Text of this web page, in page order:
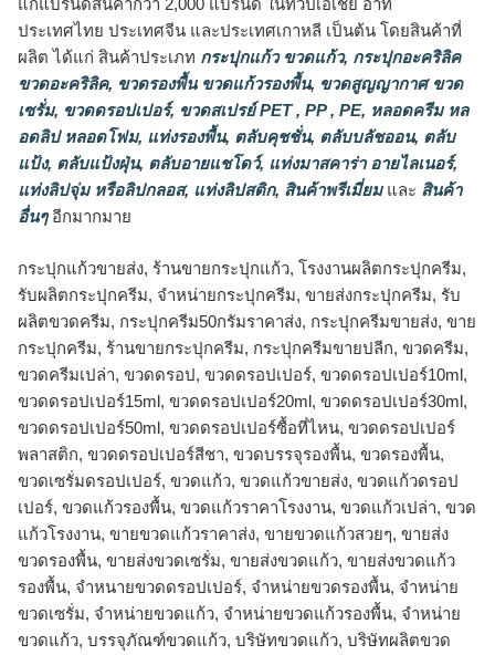
แก่แบรนด์สินค้ากว่า 2,000 แบรนด์ ในทวีปเอเชีย อาทิ
ประเทศไทย ประเทศจีน และประเทศเกาหลี เป็นต้น โดยสินค้าที่
ผลิต ได้แก่ สินค้าประเภท กระปุกแก้ว ขวดแก้ว, กระปุกอะคริลิค
ขวดอะคริลิค, ขวดรองพื้น ขวดแก้วรองพื้น, ขวดสูญญากาศ ขวด
เซรั่ม, ขวดดรอปเปอร์, ขวดสเปรย์ PET , PP , PE, หลอดครีม หล
อดลิป หลอดโฟม, แท่งรองพื้น, ตลับคุชชั่น, ตลับบลัชออน, ตลับ
แป้ง, ตลับแป้งฝุ่น, ตลับอายแชโดว์, แท่งมาสคาร่า อายไลเนอร์,
แท่งลิปจุ่ม หรือลิปกลอส, แท่งลิปสติก, สินค้าพรีเมี่ยมและ สินค้า
อื่นๆอีกมากมาย
กระปุกแก้วขายส่ง, ร้านขายกระปุกแก้ว, โรงงานผลิตกระปุกครีม,
รับผลิตกระปุกครีม, จำหน่ายกระปุกครีม, ขายส่งกระปุกครีม, รับ
ผลิตขวดครีม, กระปุกครีม50กรัมราคาส่ง, กระปุกครีมขายส่ง, ขาย
กระปุกครีม, ร้านขายกระปุกครีม, กระปุกครีมขายปลีก, ขวดครีม,
ขวดครีมเปล่า, ขวดดรอป, ขวดดรอปเปอร์, ขวดดรอปเปอร์10ml,
ขวดดรอปเปอร์15ml, ขวดดรอปเปอร์20ml, ขวดดรอปเปอร์30ml,
ขวดดรอปเปอร์50ml, ขวดดรอปเปอร์ซื้อที่ไหน, ขวดดรอปเปอร์
พลาสติก, ขวดดรอปเปอร์สีชา, ขวดบรรจุรองพื้น, ขวดรองพื้น,
ขวดเซรั่มดรอปเปอร์, ขวดแก้ว, ขวดแก้วขายส่ง, ขวดแก้วดรอป
เปอร์, ขวดแก้วรองพื้น, ขวดแก้วราคาโรงงาน, ขวดแก้วเปล่า, ขวด
แก้วโรงงาน, ขายขวดแก้วราคาส่ง, ขายขวดแก้วสวยๆ, ขายส่ง
ขวดรองพื้น, ขายส่งขวดเซรั่ม, ขายส่งขวดแก้ว, ขายส่งขวดแก้ว
รองพื้น, จำหนายขวดดรอปเปอร์, จำหน่ายขวดรองพื้น, จำหน่าย
ขวดเซรั่ม, จำหน่ายขวดแก้ว, จำหน่ายขวดแก้วรองพื้น, จําหน่าย
ขวดแก้ว, บรรจุภัณฑ์ขวดแก้ว, บริษัทขวดแก้ว, บริษัทผลิตขวด